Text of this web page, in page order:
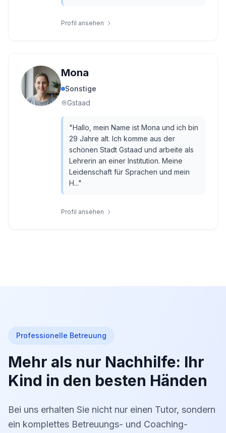
Profil ansehen
Mona
Sonstige
Gstaad
"Hallo, mein Name ist Mona und ich bin
29 Jahre alt. Ich komme aus der
schönen Stadt Gstaad und arbeite als
Lehrerin an einer Institution. Meine
Leidenschaft für Sprachen und mein
H..."
Profil ansehen
Professionelle Betreuung
Mehr als nur Nachhilfe: Ihr
Kind in den besten Händen
Bei uns erhalten Sie nicht nur einen Tutor, sondern
ein komplettes Betreuungs- und Coaching-